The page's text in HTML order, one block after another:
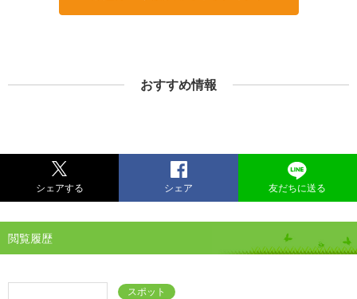
おすすめ情報
シェアする シェア 友だちに送る
閲覧履歴